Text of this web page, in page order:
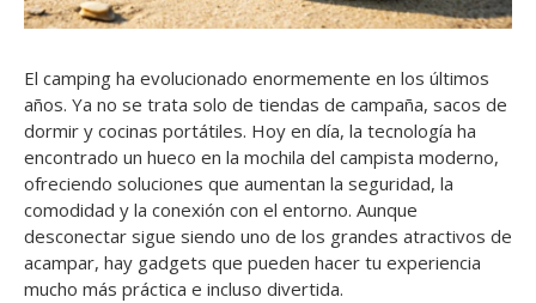
El camping ha evolucionado enormemente en los últimos
años. Ya no se trata solo de tiendas de campaña, sacos de
dormir y cocinas portátiles. Hoy en día, la tecnología ha
encontrado un hueco en la mochila del campista moderno,
ofreciendo soluciones que aumentan la seguridad, la
comodidad y la conexión con el entorno. Aunque
desconectar sigue siendo uno de los grandes atractivos de
acampar, hay gadgets que pueden hacer tu experiencia
mucho más práctica e incluso divertida.